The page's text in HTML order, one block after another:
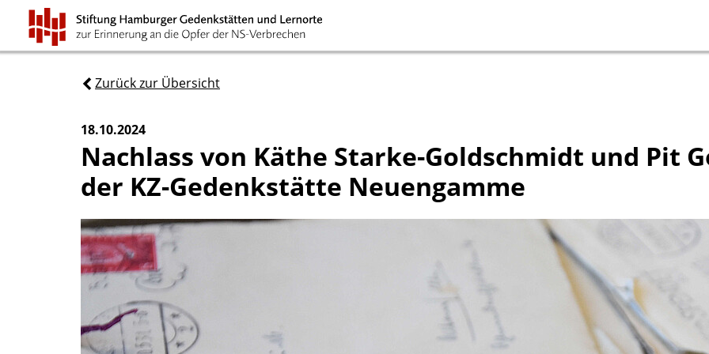
Zurück zur Übersicht
18.10.2024
Nachlass von Käthe Starke-Goldschmidt und Pit
der KZ-Gedenkstätte Neuengamme